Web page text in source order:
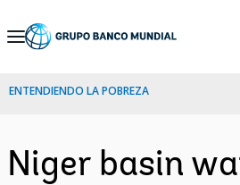
Skip
Navigation
ENTENDIENDO LA POBREZA
Niger basin